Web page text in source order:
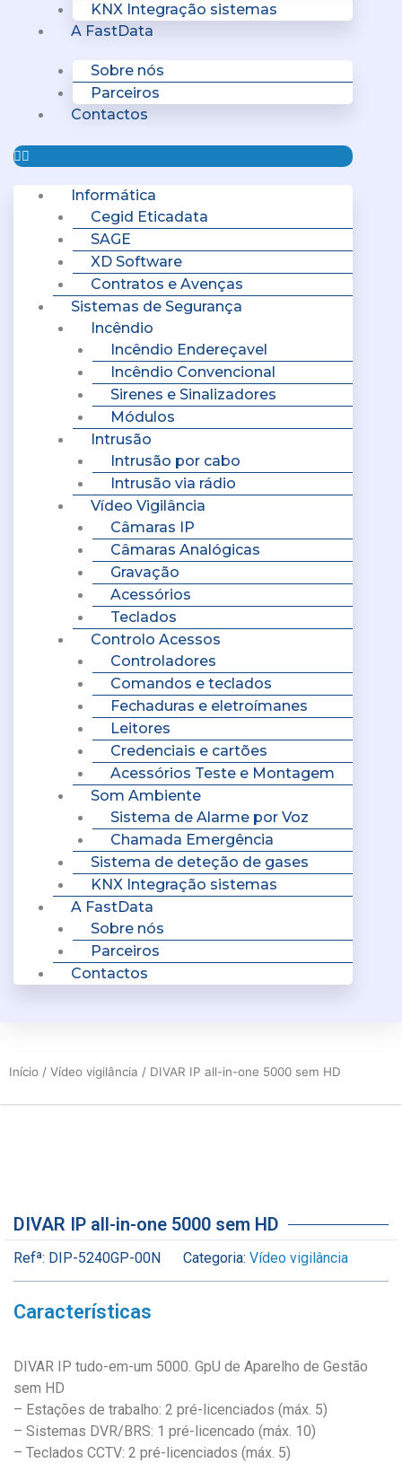
KNX Integração sistemas
A FastData
Sobre nós
Parceiros
Contactos
Informática
Cegid Eticadata
SAGE
XD Software
Contratos e Avenças
Sistemas de Segurança
Incêndio
Incêndio Endereçavel
Incêndio Convencional
Sirenes e Sinalizadores
Módulos
Intrusão
Intrusão por cabo
Intrusão via rádio
Vídeo Vigilância
Câmaras IP
Câmaras Analógicas
Gravação
Acessórios
Teclados
Controlo Acessos
Controladores
Comandos e teclados
Fechaduras e eletroímanes
Leitores
Credenciais e cartões
Acessórios Teste e Montagem
Som Ambiente
Sistema de Alarme por Voz
Chamada Emergência
Sistema de deteção de gases
KNX Integração sistemas
A FastData
Sobre nós
Parceiros
Contactos
Início / Vídeo vigilância / DIVAR IP all-in-one 5000 sem HD
DIVAR IP all-in-one 5000 sem HD
Refª: DIP-5240GP-00N Categoria: Vídeo vigilância
Características
DIVAR IP tudo-em-um 5000. GpU de Aparelho de Gestão
sem HD
– Estações de trabalho: 2 pré-licenciados (máx. 5)
– Sistemas DVR/BRS: 1 pré-licencado (máx. 10)
– Teclados CCTV: 2 pré-licenciados (máx. 5)